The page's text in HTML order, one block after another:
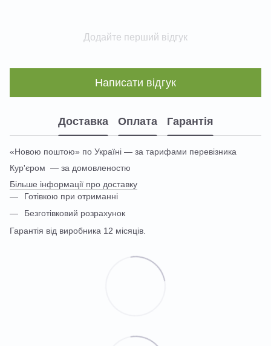
Додайте перший відгук
Написати відгук
Доставка Оплата Гарантія
«Новою поштою» по Україні — за тарифами перевізника
Кур'єром — за домовленостю
Більше інформації про доставку
Готівкою при отриманні
Безготівковий розрахунок
Гарантія від виробника 12 місяців.